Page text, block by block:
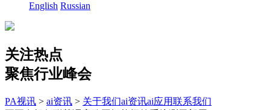
English Russian
关注热点
聚焦行业峰会
PA视讯 > ai资讯 > 关于我们ai资讯ai应用联系我们